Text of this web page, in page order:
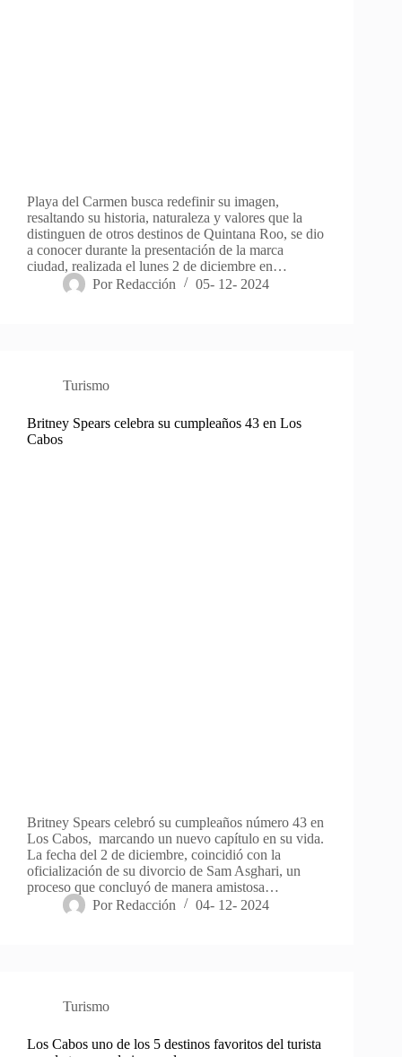
Playa del Carmen busca redefinir su imagen,
resaltando su historia, naturaleza y valores que la
distinguen de otros destinos de Quintana Roo, se dio
a conocer durante la presentación de la marca
ciudad, realizada el lunes 2 de diciembre en…
Por Redacción 05- 12- 2024
Turismo
Britney Spears celebra su cumpleaños 43 en Los
Cabos
Britney Spears celebró su cumpleaños número 43 en
Los Cabos, marcando un nuevo capítulo en su vida.
La fecha del 2 de diciembre, coincidió con la
oficialización de su divorcio de Sam Asghari, un
proceso que concluyó de manera amistosa…
Por Redacción 04- 12- 2024
Turismo
Los Cabos uno de los 5 destinos favoritos del turista